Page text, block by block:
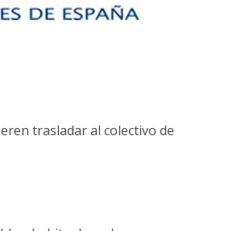
trasladar al colectivo de